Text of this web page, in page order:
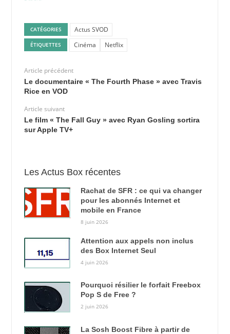
CATÉGORIES Actus SVOD
ÉTIQUETTES Cinéma Netflix
Article précédent
Le documentaire « The Fourth Phase » avec Travis
Rice en VOD
Article suivant
Le film « The Fall Guy » avec Ryan Gosling sortira
sur Apple TV+
Les Actus Box récentes
Rachat de SFR : ce qui va changer
pour les abonnés Internet et
mobile en France
8 juin 2026
Attention aux appels non inclus
des Box Internet Seul
4 juin 2026
Pourquoi résilier le forfait Freebox
Pop S de Free ?
2 juin 2026
La Sosh Boost Fibre à partir de